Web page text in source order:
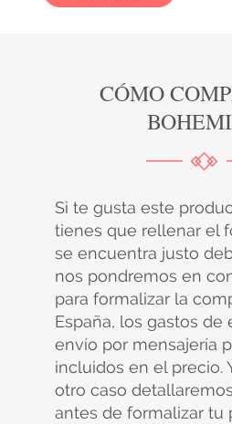
CÓMO
Si te gusta este
tienes que rellenar el
se encuentra justo
nos pondremos en
para formalizar la
España, los gastos de
envío por mensajería
incluidos en el precio.
otro caso
antes de formalizar tu